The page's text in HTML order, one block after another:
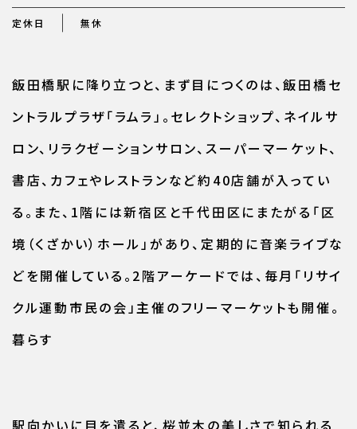
定休日 無休
飯田橋駅に降り立つと、まず目につくのは、飯田橋セ
ントラルプラザ「ラムラ」。セレクトショップ、ネイルサ
ロン、リラクゼーションサロン、スーパーマーケット、
書店、カフェやレストランなど約40店舗が入ってい
る。また、1階には新宿区と千代田区にまたがる「区
境（くざかい）ホール」があり、定期的に音楽ライブな
どを開催している。2階アーケードでは、毎月「リサイ
クル運動市民の会」主催のフリーマーケットも開催。
暮らす